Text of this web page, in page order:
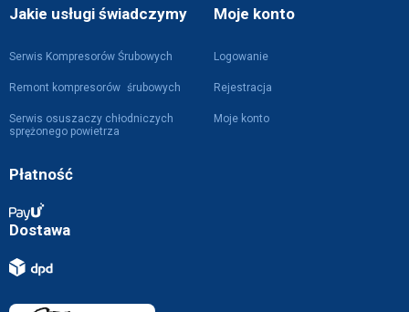
Jakie usługi świadczymy
Serwis Kompresorów Śrubowych
Remont kompresorów śrubowych
Serwis osuszaczy chłodniczych
sprężonego powietrza
Moje konto
Logowanie
Rejestracja
Moje konto
Płatność
Dostawa